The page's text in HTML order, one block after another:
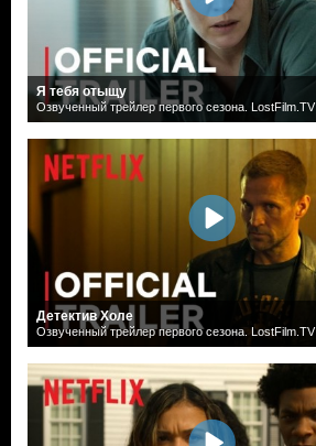
Я тебя отыщу
Озвученный трейлер первого сезона. LostFilm.TV
Детектив Холе
Озвученный трейлер первого сезона. LostFilm.TV